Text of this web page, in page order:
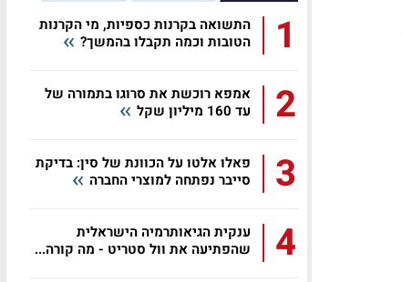
1
התשואה בקרנות כספיות, מי הקרנות
הטובות וכמה תקבלו בהמשך?
2
אמפא רוכשת את סרוגו בתמורה של
עד 160 מיליון שקל
3
פאלו אלטו על הכוונת של סין: בדיקת
סייבר נפתחה למוצרי החברה
4
ענקית הגיאותרמיה הישראלית
שהפתיעה את וול סטריט - מה קורה...